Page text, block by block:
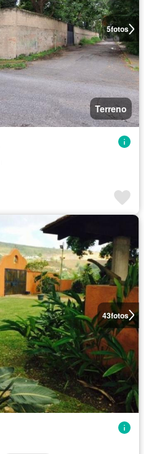
5fotos
Terreno
43fotos